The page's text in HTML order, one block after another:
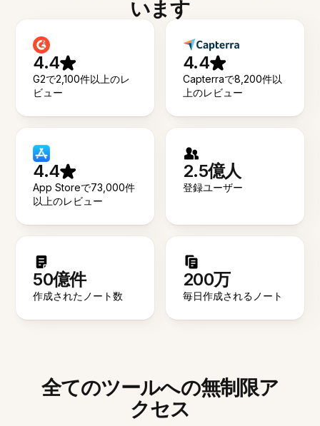
います
4.4
G2で2,100件以上のレ
ビュー
4.4
Capterraで8,200件以
上のレビュー
4.4
App Storeで73,000件
以上のレビュー
2.5億人
登録ユーザー
50億件
作成されたノート数
200万
毎日作成されるノート
全てのツールへの無制限ア
クセス